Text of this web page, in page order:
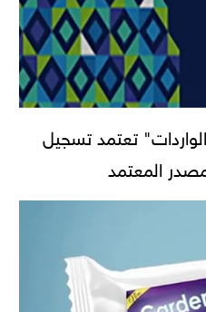
تعتمد تسجيل
المعتمد